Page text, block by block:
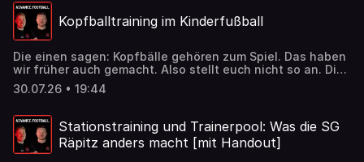
muss eine Entscheidung treffen. Danach wird mit
möglichst viel Wucht auf das Tor geschossen. Wir wollen
in unserer neuen Reihe Anregungen und Hilfestellungen
Torschuss.
Kopfballtraining im Kinderfußball
Die einen sagen: Kopfbälle gehören zum Spiel. Das haben
wir früher auch gemacht. Also stellt euch nicht so an. Die
anderen sagen: Kopfbälle sind gefährlich und haben im
Kinder- und Jugendfußball überhaupt nichts verloren. Wie
dazwischen. Wir sprechen in dieser Folge darüber!
30.07.26 • 19:44
Stationstraining und Trainerpool: Was die SG
Räpitz anders macht [mit Handout]